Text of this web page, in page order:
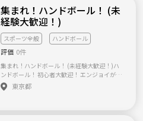
kです！ 当サークルは、スケジュール調整のし
易いLineグループで活動しています。 ・管理
人から月1回は公式開催 ⇒毎回10人前後集
まります。初心者には上級者の方々が教えるい
い雰囲気です( ˘ω˘) ・その他メンバから適宜開
催 ⇒大体毎週土日のどちらかが開催されて
おり、3人～6人程度集まります。管理人不在
の時も多くあります。 なお、ネットワークビ
ジネス等を目的の方はご遠慮ください。発覚
後、即除籍とさせていただくことがございま
【1、女性や初心者でも参加しやすいです。】
女性や初心者に配慮して、初めての方にはや
り方をレクチャーするので安心して参加でき
ます。 【2、お一人での参加も安心です。】 社
会人で、色んな職種の方が集まっていて、お
一人で参加される方も多いので安心です。そし
が安いので、たくさん参加できます。】 フッ
トサルの他にも、バレー、ボルダリング、バス
ケ、バドミントンなどのスポーツをやっていま
集まれ！ハンドボール！ (未
経験大歓迎！)
スポーツ全般 ハンドボール
評価 0件
集まれ！ハンドボール！ (未経験大歓迎！)ハ
ンドボール！ 初心者大歓迎！ エンジョイが1
番ヾ(＠⌒ー⌒＠)ノ ハンドボールと言っても
やったことない！ やってみたいけどわからな
東京都